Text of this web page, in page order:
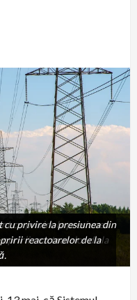
cu privire la presiunea
opririi reactoarelor de la
cu privire la presiunea din
reactoarelor de la